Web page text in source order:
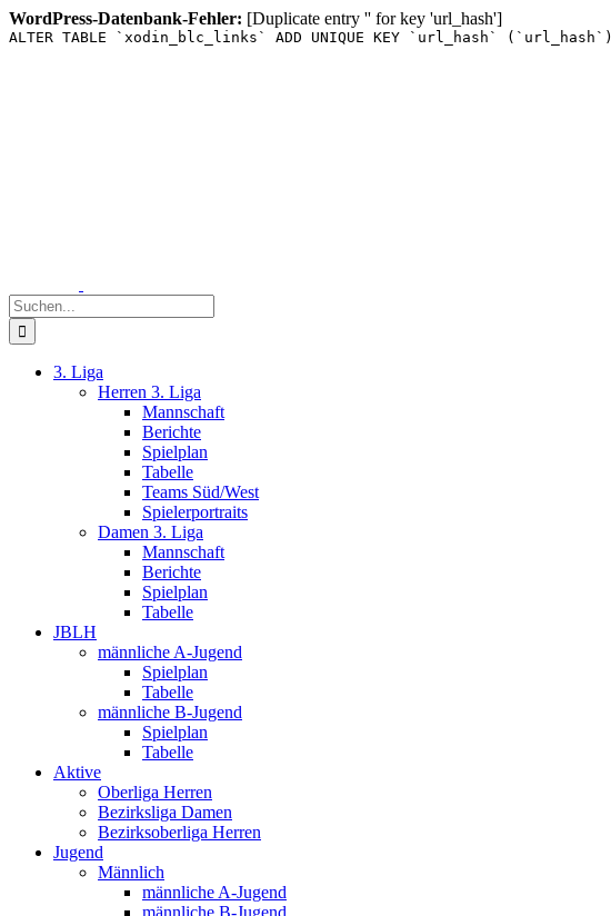
WordPress-Datenbank-Fehler: [Duplicate entry '' for key 'url_hash']
ALTER TABLE `xodin_blc_links` ADD UNIQUE KEY `url_hash` (`url_hash`)
Suche
nach:
3. Liga
Herren 3. Liga
Mannschaft
Berichte
Spielplan
Tabelle
Teams Süd/West
Spielerportraits
Damen 3. Liga
Mannschaft
Berichte
Spielplan
Tabelle
JBLH
männliche A-Jugend
Spielplan
Tabelle
männliche B-Jugend
Spielplan
Tabelle
Aktive
Oberliga Herren
Bezirksliga Damen
Bezirksoberliga Herren
Jugend
Männlich
männliche A-Jugend
männliche B-Jugend